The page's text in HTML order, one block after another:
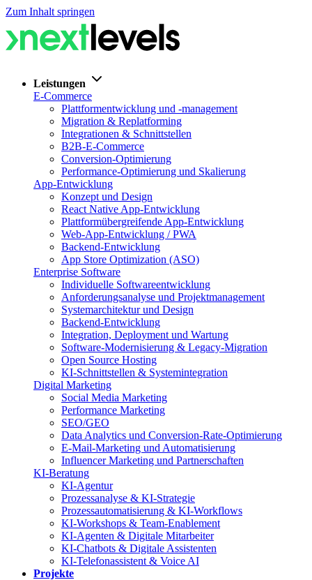
Zum Inhalt springen
Leistungen
E-Commerce
Plattformentwicklung und -management
Migration & Replatforming
Integrationen & Schnittstellen
B2B-E-Commerce
Conversion-Optimierung
Performance-Optimierung und Skalierung
App-Entwicklung
Konzept und Design
React Native App-Entwicklung
Plattformübergreifende App-Entwicklung
Web-App-Entwicklung / PWA
Backend-Entwicklung
App Store Optimization (ASO)
Enterprise Software
Individuelle Softwareentwicklung
Anforderungsanalyse und Projektmanagement
Systemarchitektur und Design
Backend-Entwicklung
Integration, Deployment und Wartung
Software-Modernisierung & Legacy-Migration
Open Source Hosting
KI-Schnittstellen & Systemintegration
Digital Marketing
Social Media Marketing
Performance Marketing
SEO/GEO
Data Analytics und Conversion-Rate-Optimierung
E-Mail-Marketing und Automatisierung
Influencer Marketing und Partnerschaften
KI-Beratung
KI-Agentur
Prozessanalyse & KI-Strategie
Prozessautomatisierung & KI-Workflows
KI-Workshops & Team-Enablement
KI-Agenten & Digitale Mitarbeiter
KI-Chatbots & Digitale Assistenten
KI-Telefonassistent & Voice AI
Projekte